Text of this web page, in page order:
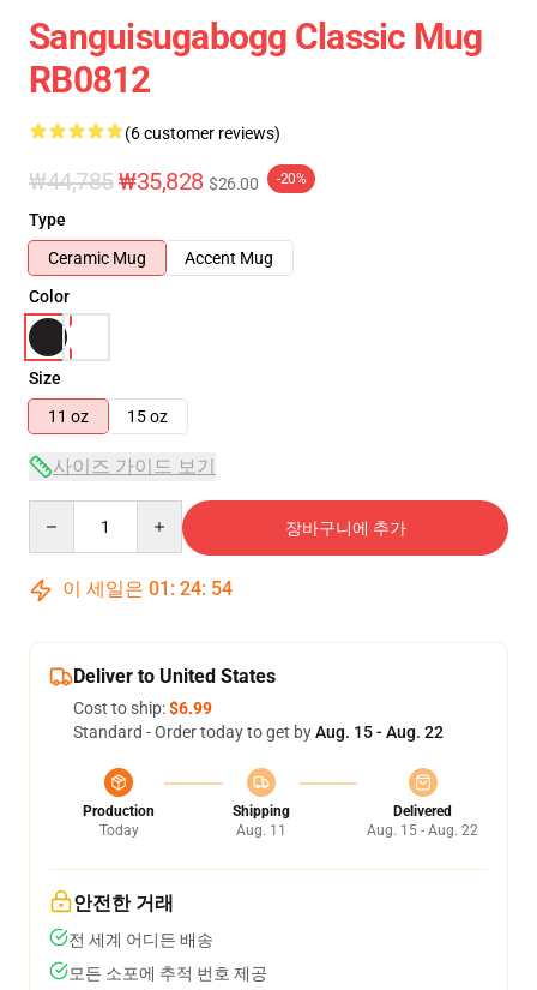
Sanguisugabogg Classic Mug
RB0812
(6 customer reviews)
₩44,785₩35,828 $26.00 -20%
Type
Ceramic Mug
Accent Mug
Color
Size
11 oz
15 oz
사이즈 가이드 보기
장바구니에 추가
이 세일은 01 : 24: 53
Deliver to United States
Cost to ship:$6.99
Standard - Order today to get byAug. 15 - Aug. 22
Production
Today
Shipping
Aug. 11
Delivered
Aug. 15 - Aug. 22
안전한 거래
전 세계 어디든 배송
모든 소포에 추적 번호 제공